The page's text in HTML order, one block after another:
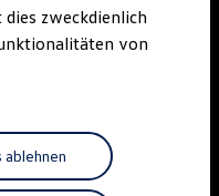
zweckdienlich
von
ablehnen